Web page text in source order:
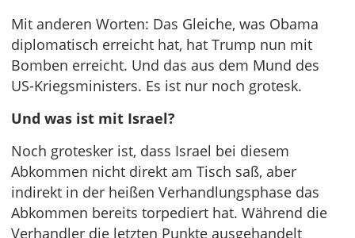
Mit anderen Worten: Das Gleiche, was Obama
diplomatisch erreicht hat, hat Trump nun mit
Bomben erreicht. Und das aus dem Mund des
US-Kriegsministers. Es ist nur noch grotesk.
Und was ist mit Israel?
Noch grotesker ist, dass Israel bei diesem
Abkommen nicht direkt am Tisch saß, aber
indirekt in der heißen Verhandlungsphase das
Abkommen bereits torpediert hat. Während die
Verhandler die letzten Punkte ausgehandelt